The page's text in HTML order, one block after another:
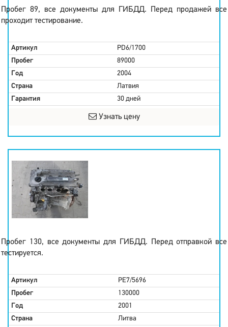
Пробег 89, все документы для ГИБДД. Перед продажей все
проходит тестирование.
Артикул
PD6/1700
Пробег
89000
Год
2004
Страна
Латвия
Гарантия
30 дней
Узнать цену
Пробег 130, все документы для ГИБДД. Перед отправкой все
тестируется.
Артикул
PE7/5696
Пробег
130000
Год
2001
Страна
Литва